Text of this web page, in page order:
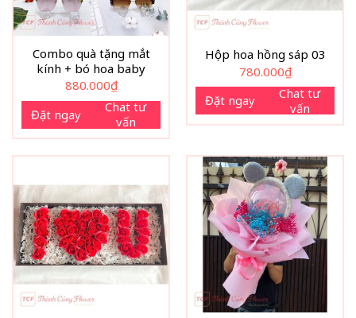
Combo quà tặng mắt
kính + bó hoa baby
880.000₫
Đặt ngay
Chat tư
vấn
Hộp hoa hồng sáp 03
780.000₫
Đặt ngay
Chat tư
vấn